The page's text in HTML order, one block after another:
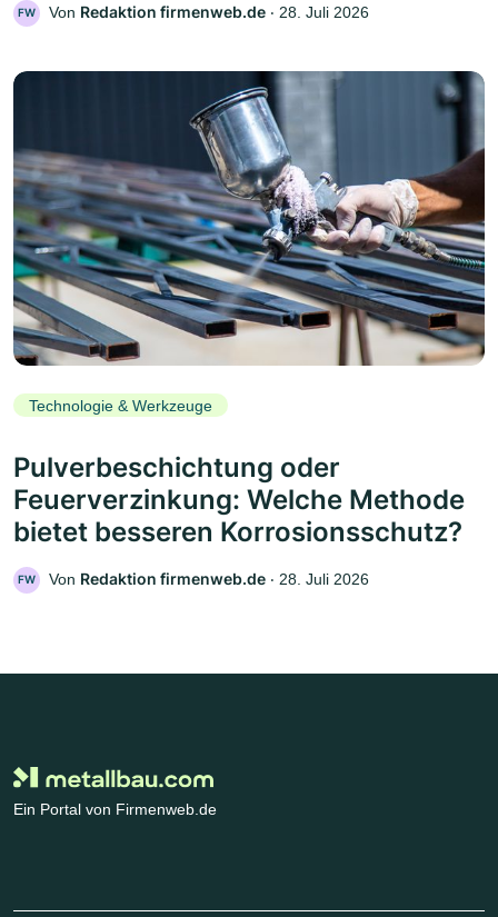
FW Von Redaktion firmenweb.de ‧ 28. Juli 2026
Technologie & Werkzeuge
Pulverbeschichtung oder
Feuerverzinkung: Welche Methode
bietet besseren Korrosionsschutz?
FW Von Redaktion firmenweb.de ‧ 28. Juli 2026
Ein Portal von Firmenweb.de